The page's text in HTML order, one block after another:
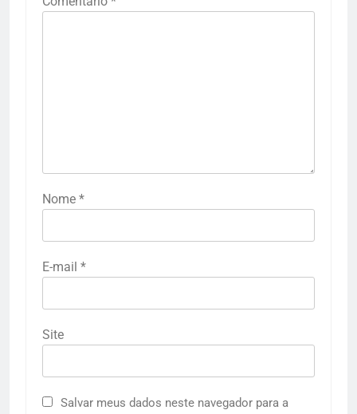
Nome *
E-mail *
Site
Salvar meus dados neste navegador para a